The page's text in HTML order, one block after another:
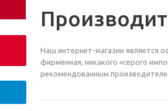
Наш интернет-магазин является
фирменная, никакого «серого
рекомендованным